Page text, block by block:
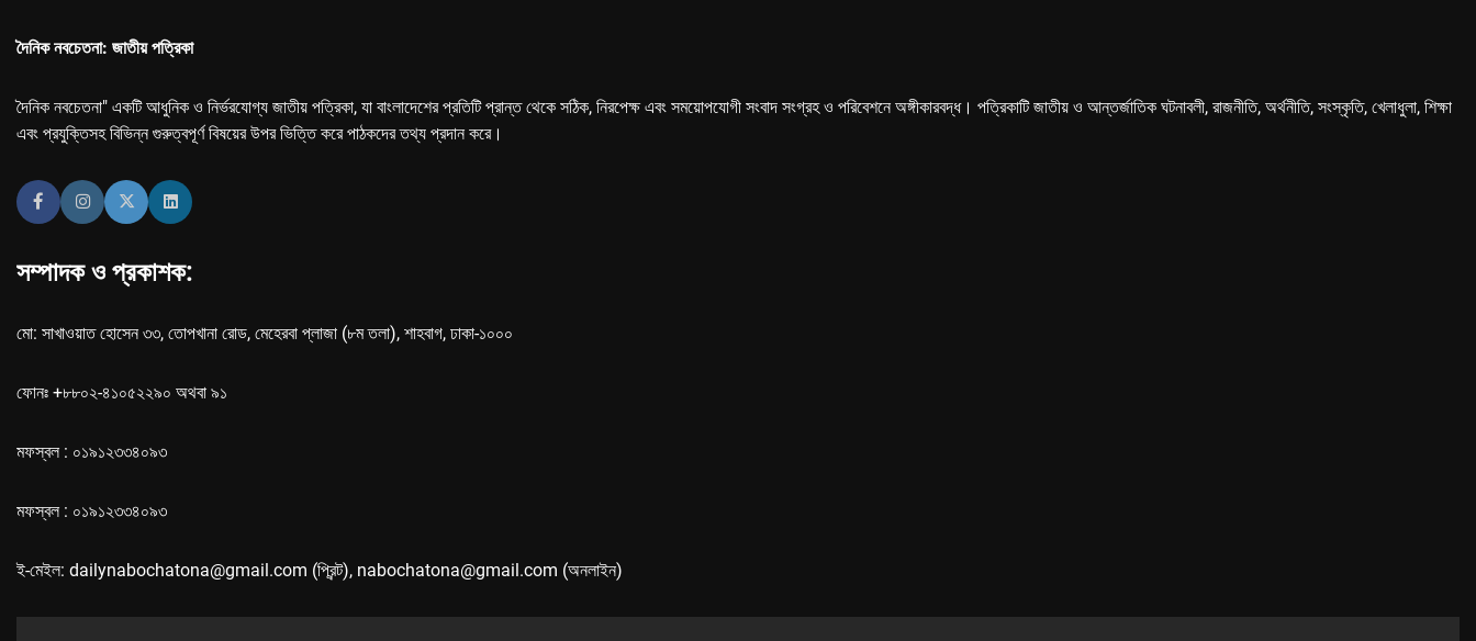
দৈনিক নবচেতনা: জাতীয় পত্রিকা
দৈনিক নবচেতনা" একটি আধুনিক ও নির্ভরযোগ্য জাতীয় পত্রিকা, যা বাংলাদেশের প্রতিটি প্রান্ত থেকে সঠিক, নিরপেক্ষ এবং সময়োপযোগী সংবাদ সংগ্রহ ও পরিবেশনে অঙ্গীকারবদ্ধ। পত্রিকাটি জাতীয় ও আন্তর্জাতিক ঘটনাবলী, রাজনীতি, অর্থনীতি, সংস্কৃতি, খেলাধুলা, শিক্ষা
এবং প্রযুক্তিসহ বিভিন্ন গুরুত্বপূর্ণ বিষয়ের উপর ভিত্তি করে পাঠকদের তথ্য প্রদান করে।
সম্পাদক ও প্রকাশক:
মো: সাখাওয়াত হোসেন ৩৩, তোপখানা রোড, মেহেরবা প্লাজা (৮ম তলা), শাহবাগ, ঢাকা-১০০০
ফোনঃ +৮৮০২-৪১০৫২২৯০ অথবা ৯১
মফস্বল : ০১৯১২৩৩৪০৯৩
মফস্বল : ০১৯১২৩৩৪০৯৩
ই-মেইল: dailynabochatona@gmail.com (প্রিন্ট), nabochatona@gmail.com (অনলাইন)